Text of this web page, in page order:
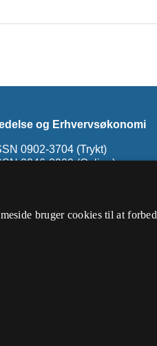
og Erhvervsøkonomi
0902-3704 (Trykt)
2246-3909 (Online)
er ophørt. På denne
CBS Open Journals.
bruger cookies til at